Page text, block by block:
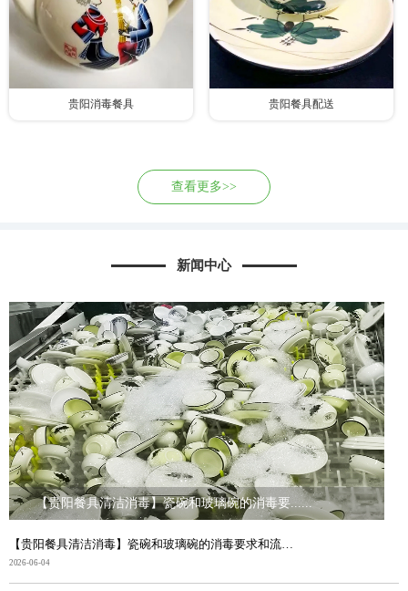
贵阳消毒餐具 贵阳餐具配送
查看更多>>
新闻中心
【贵阳餐具清洁消毒】瓷碗和玻璃碗的消毒要......
2026-06-04